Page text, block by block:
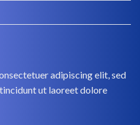
adipiscing elit, sed
ut laoreet dolore